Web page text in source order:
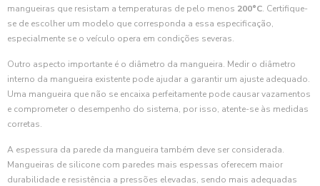
mangueiras que resistam a temperaturas de pelo menos 200°C. Certifique-
se de escolher um modelo que corresponda a essa especificação,
especialmente se o veículo opera em condições severas.
Outro aspecto importante é o diâmetro da mangueira. Medir o diâmetro
interno da mangueira existente pode ajudar a garantir um ajuste adequado.
Uma mangueira que não se encaixa perfeitamente pode causar vazamentos
e comprometer o desempenho do sistema, por isso, atente-se às medidas
corretas.
A espessura da parede da mangueira também deve ser considerada.
Mangueiras de silicone com paredes mais espessas oferecem maior
durabilidade e resistência a pressões elevadas, sendo mais adequadas